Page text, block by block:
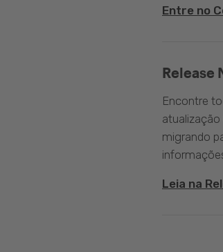
Entre no
Release
Encontre
migrando
Leia na